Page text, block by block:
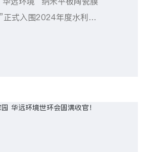
正式入围2024年度水利部
广指导目录，这是陶瓷膜
化工废水、食品废水和垃
又一成功应用，标志着华
县下贡麻乡1500吨/天供